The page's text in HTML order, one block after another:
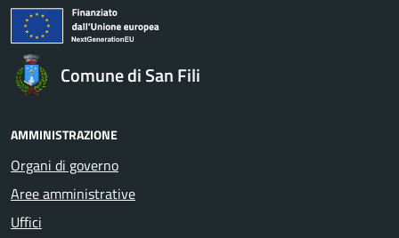
Comune di San Fili
AMMINISTRAZIONE
Organi di governo
Aree amministrative
Uffici